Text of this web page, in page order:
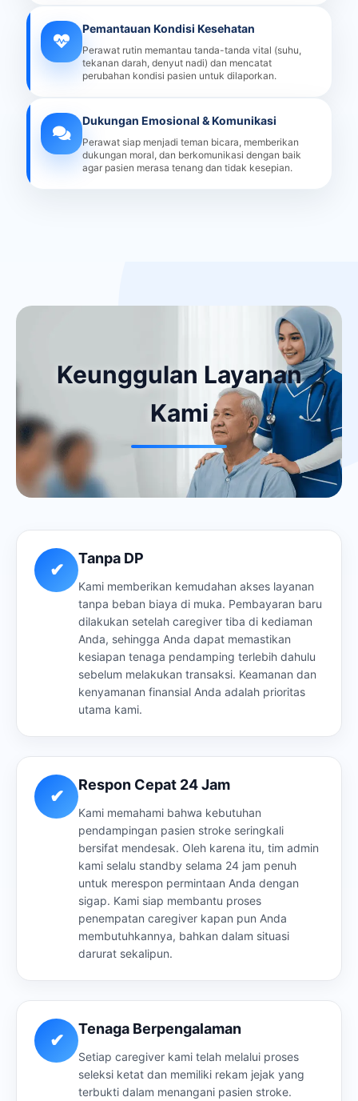
Pemantauan Kondisi Kesehatan
Perawat rutin memantau tanda-tanda vital (suhu,
tekanan darah, denyut nadi) dan mencatat
perubahan kondisi pasien untuk dilaporkan.
Dukungan Emosional & Komunikasi
Perawat siap menjadi teman bicara, memberikan
dukungan moral, dan berkomunikasi dengan baik
agar pasien merasa tenang dan tidak kesepian.
Keunggulan Layanan
Kami
✔
Tanpa DP
Kami memberikan kemudahan akses layanan
tanpa beban biaya di muka. Pembayaran baru
dilakukan setelah caregiver tiba di kediaman
Anda, sehingga Anda dapat memastikan
kesiapan tenaga pendamping terlebih dahulu
sebelum melakukan transaksi. Keamanan dan
kenyamanan finansial Anda adalah prioritas
utama kami.
✔
Respon Cepat 24 Jam
Kami memahami bahwa kebutuhan
pendampingan pasien stroke seringkali
bersifat mendesak. Oleh karena itu, tim admin
kami selalu standby selama 24 jam penuh
untuk merespon permintaan Anda dengan
sigap. Kami siap membantu proses
penempatan caregiver kapan pun Anda
membutuhkannya, bahkan dalam situasi
darurat sekalipun.
✔
Tenaga Berpengalaman
Setiap caregiver kami telah melalui proses
seleksi ketat dan memiliki rekam jejak yang
terbukti dalam menangani pasien stroke.